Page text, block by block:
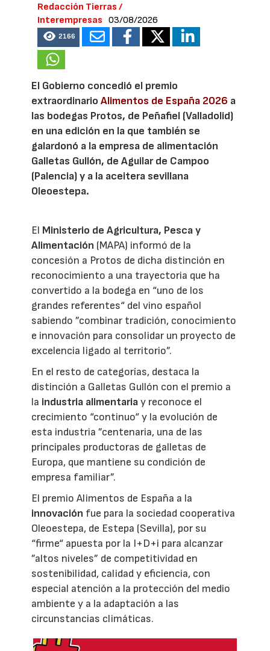
Redacción Tierras /
Interempresas
03/08/2026
2166
El Gobierno concedió el premio
extraordinarioAlimentos de España 2026 a
las bodegas Protos, de Peñafiel (Valladolid)
en una edición en la que también se
galardonó a la empresa de alimentación
Galletas Gullón, de Aguilar de Campoo
(Palencia) y a la aceitera sevillana
Oleoestepa.
El Ministerio de Agricultura, Pesca y
Alimentación (MAPA) informó de la
concesión a Protos de dicha distinción en
reconocimiento a una trayectoria que ha
convertido a la bodega en “uno de los
grandes referentes“ del vino español
sabiendo ”combinar tradición, conocimiento
e innovación para consolidar un proyecto de
excelencia ligado al territorio”.
En el resto de categorías, destaca la
distinción a Galletas Gullón con el premio a
la industria alimentariay reconoce el
crecimiento “continuo“ y la evolución de
esta industria ”centenaria, una de las
principales productoras de galletas de
Europa, que mantiene su condición de
empresa familiar”.
El premio Alimentos de España a la
innovación fue para la sociedad cooperativa
Oleoestepa, de Estepa (Sevilla), por su
“firme“ apuesta por la I+D+i para alcanzar
”altos niveles” de competitividad en
sostenibilidad, calidad y eficiencia, con
especial atención a la protección del medio
ambiente y a la adaptación a las
circunstancias climáticas.